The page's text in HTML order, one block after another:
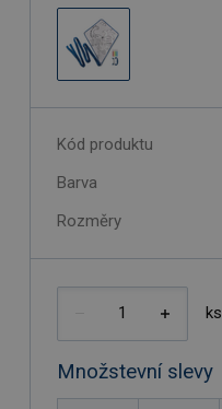
Kód produktu
Barva
Rozměry
ks
Množstevní slevy